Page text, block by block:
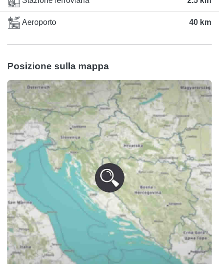
Aeroporto 40 km
Posizione sulla mappa